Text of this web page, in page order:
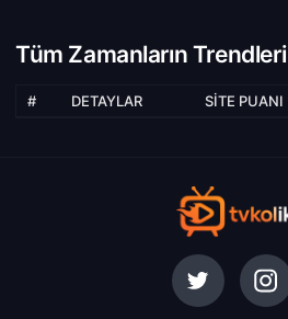
Tüm Zamanların Trendleri
# DETAYLAR SITE PUANI